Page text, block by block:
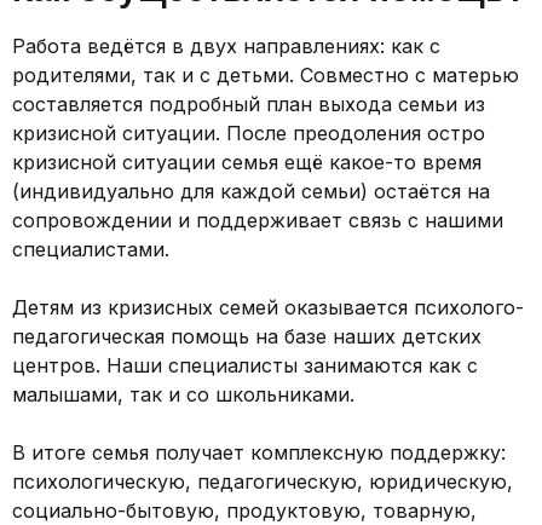
Работа ведётся в двух направлениях: как с
родителями, так и с детьми. Совместно с матерью
составляется подробный план выхода семьи из
кризисной ситуации. После преодоления остро
кризисной ситуации семья ещё какое-то время
(индивидуально для каждой семьи) остаётся на
сопровождении и поддерживает связь с нашими
специалистами.
Детям из кризисных семей оказывается психолого-
педагогическая помощь на базе наших детских
центров. Наши специалисты занимаются как с
малышами, так и со школьниками.
В итоге семья получает комплексную поддержку:
психологическую, педагогическую, юридическую,
социально-бытовую, продуктовую, товарную,